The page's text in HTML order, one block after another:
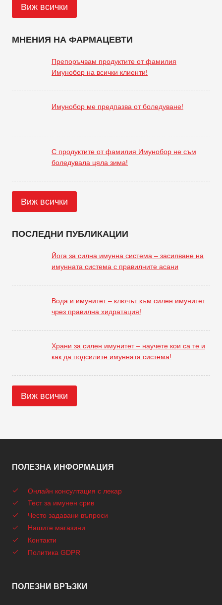
Виж всички
МНЕНИЯ НА ФАРМАЦЕВТИ
Препоръчвам продуктите от фамилия
Имунобор на всички клиенти!
Имунобор ме предпазва от боледуване!
С продуктите от фамилия Имунобор не съм
боледувала цяла зима!
Виж всички
ПОСЛЕДНИ ПУБЛИКАЦИИ
Йога за силна имунна система – засилване на
имунната система с правилните асани
Вода и имунитет – ключът към силен имунитет
чрез правилна хидратация!
Храни за силен имунитет – научете кои са те и
как да подсилите имунната система!
Виж всички
ПОЛЕЗНА ИНФОРМАЦИЯ
Онлайн консултация с лекар
Тест за имунен срив
Често задавани въпроси
Нашите магазини
Контакти
Политика GDPR
ПОЛЕЗНИ ВРЪЗКИ